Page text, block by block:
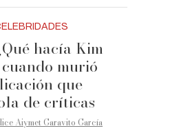
hacía Kim
murió
que
de críticas
Aiymet Garavito García